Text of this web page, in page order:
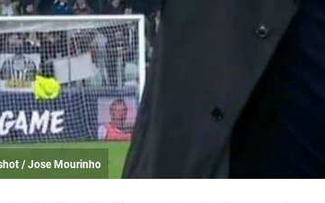
/ Jose Mourinho